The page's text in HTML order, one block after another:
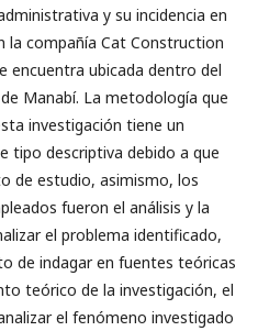
y su incidencia en
la compañía Cat Construction
encuentra ubicada dentro del
Manabí. La metodología que
investigación tiene un
tipo descriptiva debido a que
de estudio, asimismo, los
fueron el análisis y la
el problema identificado,
de indagar en fuentes teóricas
teórico de la investigación, el
el fenómeno investigado